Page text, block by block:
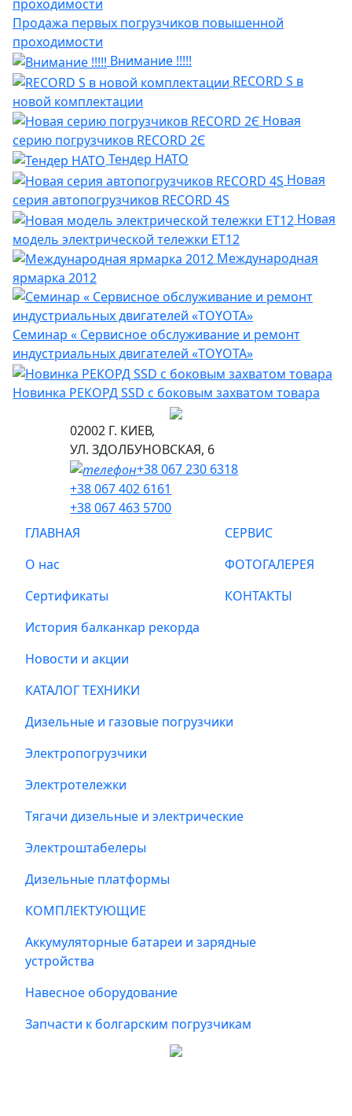
Продажа первых погрузчиков повышенной
проходимости
Внимание !!!!!
RECORD S в
новой комплектации
Новая
серию погрузчиков RECORD 2Є
Тендер НАТО
Новая
серия автопогрузчиков RECORD 4S
Новая
модель электрической тележки ET12
Международная
ярмарка 2012
Семинар « Сервисное обслуживание и ремонт
индустриальных двигателей «TOYOTA»
Новинка РЕКОРД SSD с боковым захватом товара
ГЛАВНАЯ
О нас
Сертификаты
История балканкар рекорда
Новости и акции
КАТАЛОГ ТЕХНИКИ
Дизельные и газовые погрузчики
Электропогрузчики
Электротележки
Тягачи дизельные и электрические
Электроштабелеры
Дизельные платформы
КОМПЛЕКТУЮЩИЕ
Аккумуляторные батареи и зарядные
устройства
Навесное оборудование
Запчасти к болгарским погрузчикам
СЕРВИС
ФОТОГАЛЕРЕЯ
КОНТАКТЫ
02002 Г. КИЕВ,
УЛ. ЗДОЛБУНОВСКАЯ, 6
+38 067 230 6318
+38 067 402 6161
+38 067 463 5700